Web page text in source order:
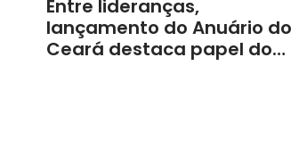
Entre lideranças,
lançamento do Anuário do
Ceará destaca papel do